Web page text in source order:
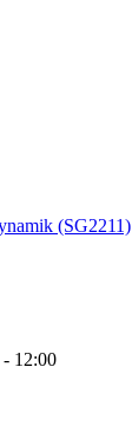
(SG2211)
12:00